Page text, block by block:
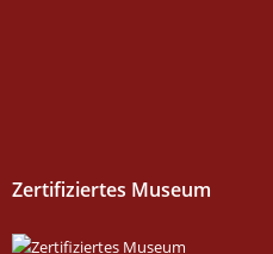
Zertifiziertes Museum